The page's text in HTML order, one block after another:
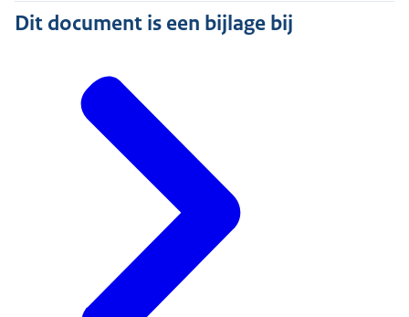
Dit document is een bijlage bij